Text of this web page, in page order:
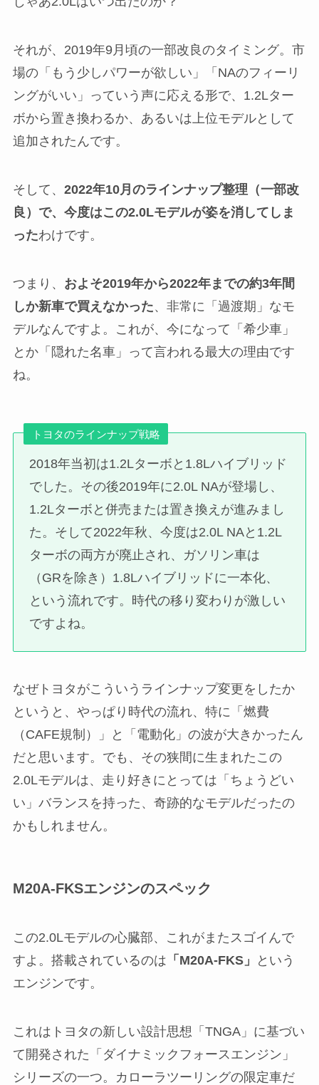
それが、2019年9月頃の一部改良のタイミング。市
場の「もう少しパワーが欲しい」「NAのフィーリ
ングがいい」っていう声に応える形で、1.2Lター
ボから置き換わるか、あるいは上位モデルとして
追加されたんです。
そして、 2022年10月のラインナップ整理（一部改
良）で、今度はこの2.0Lモデルが姿を消してしま
ったわけです。
つまり、 およそ2019年から2022年までの約3年間
しか新車で買えなかった、非常に「過渡期」なモ
デルなんですよ。これが、今になって「希少車」
とか「隠れた名車」って言われる最大の理由です
ね。
トヨタのラインナップ戦略
2018年当初は1.2Lターボと1.8Lハイブリッド
でした。その後2019年に2.0L NAが登場し、
1.2Lターボと併売または置き換えが進みまし
た。そして2022年秋、今度は2.0L NAと1.2L
ターボの両方が廃止され、ガソリン車は
（GRを除き）1.8Lハイブリッドに一本化、
という流れです。時代の移り変わりが激しい
ですよね。
なぜトヨタがこういうラインナップ変更をしたか
というと、やっぱり時代の流れ、特に「燃費
（CAFE規制）」と「電動化」の波が大きかったん
だと思います。でも、その狭間に生まれたこの
2.0Lモデルは、走り好きにとっては「ちょうどい
い」バランスを持った、奇跡的なモデルだったの
かもしれません。
M20A-FKSエンジンのスペック
この2.0Lモデルの心臓部、これがまたスゴイんで
すよ。搭載されているのは 「M20A-FKS」
という
エンジンです。
これはトヨタの新しい設計思想「TNGA」に基づい
て開発された「ダイナミックフォースエンジン」
シリーズの一つ。カローラツーリングの限定車だ